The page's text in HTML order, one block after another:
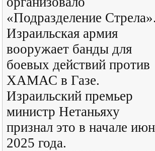
«Подразделение Стрела».
Израильская армия
вооружает банды для
боевых действий против
ХАМАС в Газе.
Израильский премьер
министр Нетаньяху
признал это в начале
2025 года.